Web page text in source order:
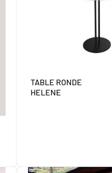
TABLE RONDE
HELENE